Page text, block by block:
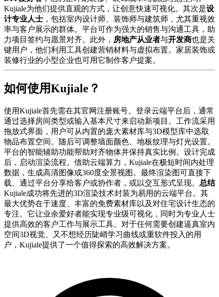
Kujiale为他们提供直观的方式，让创意快速可视化。其次是设
计专业人士 ，包括室内设计师、装饰师与建筑师，尤其重视效
率与客户展示的群体。平台可作为强大的销售与沟通工具，助
力项目签约与愿景对齐。此外， 房地产从业者与开发商也是关
键用户，他们利用工具创建营销材料与虚拟布置。家居装饰或
装修行业的小型企业也可用它制作客户提案。
如何使用Kujiale？
使用Kujiale首先需在其官网注册账号。登录云端平台后，通常
通过选择房间类型或输入基本尺寸来启动新项目。工作流采用
拖放式界面，用户可从内置的庞大素材库与3D模型库中选取
物品布置空间。随后可调整墙面颜色、地板纹理与灯光设置。
平台的智能辅助功能帮助对齐物体并保持真实比例。设计完成
后，启动渲染流程。借助云端算力，Kujiale在极短时间内处理
数据，生成高清图像或360度全景视图。最终渲染图可直接下
载、通过平台分享给客户或协作者，或以交互形式呈现。 总结
Kujiale成功将先进的3D渲染技术封装为易用的云端平台。其
最大优势在于速度、丰富的免费素材库以及对住宅设计生态的
专注。它让业余爱好者能实现专业级可视化，同时为专业人士
提供高效的客户工作与展示工具。对于任何需要创建逼真室内
空间3D视觉、又不想经历陡峭学习曲线或重软件投入的用
户，Kujiale提供了一个值得探索的高效解决方案。